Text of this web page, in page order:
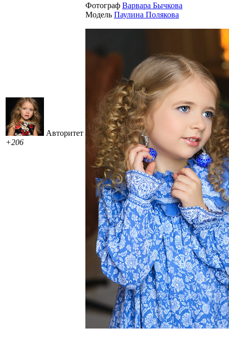
Авторитет
+206
Фотограф Варвара Бычкова
Модель Паулина Полякова